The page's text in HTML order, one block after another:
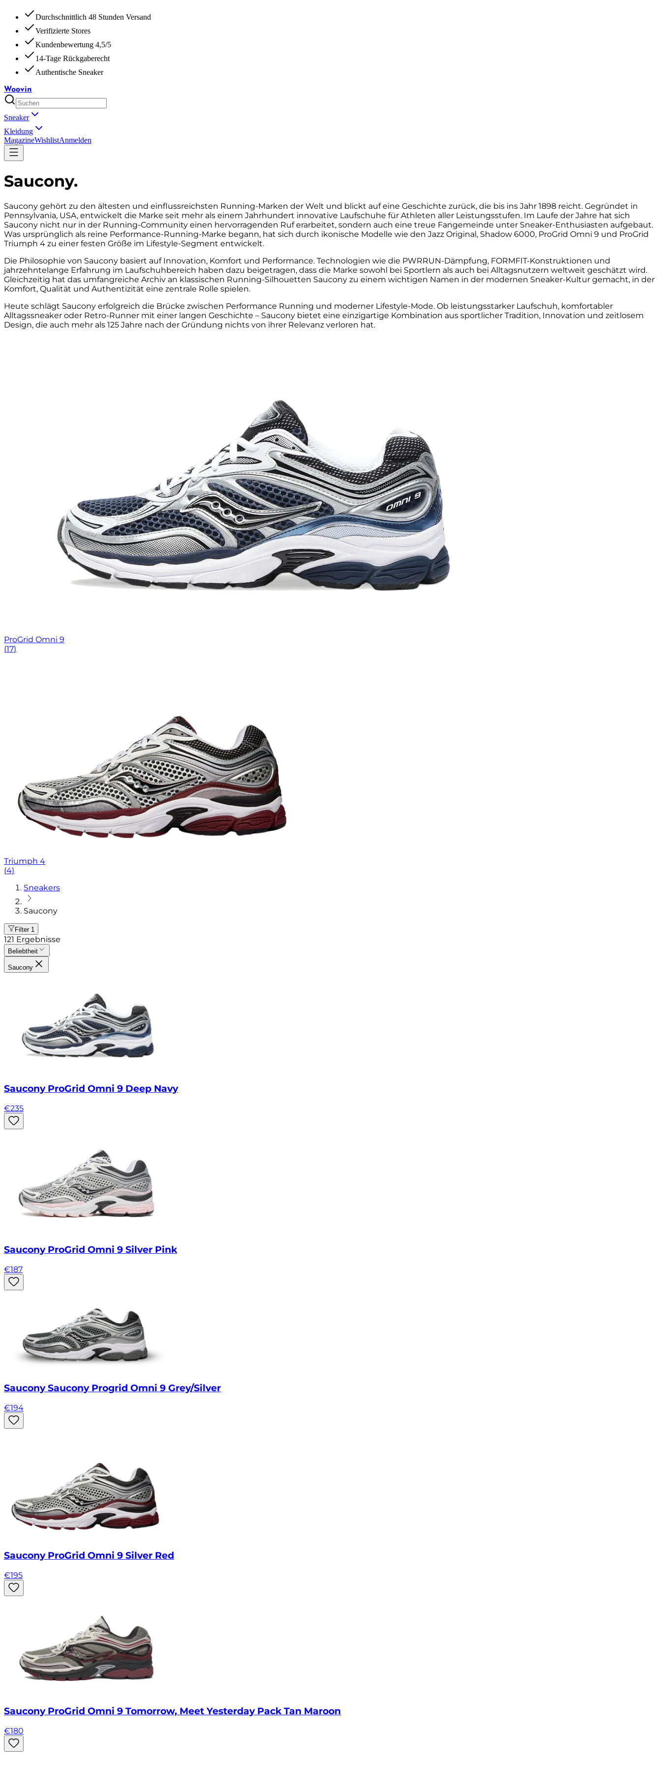
Durchschnittlich 48 Stunden Versand
Verifizierte Stores
Kundenbewertung 4,5/5
14-Tage Rückgaberecht
Authentische Sneaker
Woovin
Sneaker
Kleidung
MagazineWishlistAnmelden
Saucony.
Saucony gehört zu den ältesten und einflussreichsten Running-Marken der Welt und blickt auf eine Geschichte zurück, die bis ins Jahr 1898 reicht. Gegründet in
Pennsylvania, USA, entwickelt die Marke seit mehr als einem Jahrhundert innovative Laufschuhe für Athleten aller Leistungsstufen. Im Laufe der Jahre hat sich
Saucony nicht nur in der Running-Community einen hervorragenden Ruf erarbeitet, sondern auch eine treue Fangemeinde unter Sneaker-Enthusiasten aufgebaut.
Was ursprünglich als reine Performance-Running-Marke begann, hat sich durch ikonische Modelle wie den Jazz Original, Shadow 6000, ProGrid Omni 9 und ProGrid
Triumph 4 zu einer festen Größe im Lifestyle-Segment entwickelt.
Die Philosophie von Saucony basiert auf Innovation, Komfort und Performance. Technologien wie die PWRRUN-Dämpfung, FORMFIT-Konstruktionen und
jahrzehntelange Erfahrung im Laufschuhbereich haben dazu beigetragen, dass die Marke sowohl bei Sportlern als auch bei Alltagsnutzern weltweit geschätzt wird.
Gleichzeitig hat das umfangreiche Archiv an klassischen Running-Silhouetten Saucony zu einem wichtigen Namen in der modernen Sneaker-Kultur gemacht, in der
Komfort, Qualität und Authentizität eine zentrale Rolle spielen.
Heute schlägt Saucony erfolgreich die Brücke zwischen Performance Running und moderner Lifestyle-Mode. Ob leistungsstarker Laufschuh, komfortabler
Alltagssneaker oder Retro-Runner mit einer langen Geschichte – Saucony bietet eine einzigartige Kombination aus sportlicher Tradition, Innovation und zeitlosem
Design, die auch mehr als 125 Jahre nach der Gründung nichts von ihrer Relevanz verloren hat.
ProGrid Omni 9
(17)
Triumph 4
(4)
Sneakers
Saucony
Filter 1
121 Ergebnisse
Beliebtheit
Saucony
Saucony ProGrid Omni 9 Deep Navy
€235
Saucony ProGrid Omni 9 Silver Pink
€187
Saucony Saucony Progrid Omni 9 Grey/Silver
€194
Saucony ProGrid Omni 9 Silver Red
€195
Saucony ProGrid Omni 9 Tomorrow, Meet Yesterday Pack Tan Maroon
€180